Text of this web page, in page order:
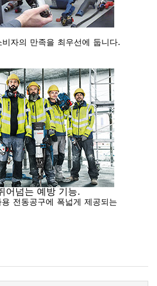
자의 만족을 최우선에 둡니다.
어넘는 예방 기능.
전동공구에 폭넓게 제공되는